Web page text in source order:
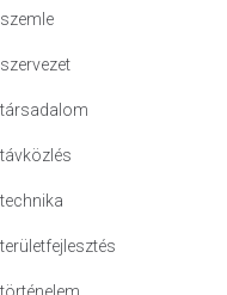
szemle
szervezet
társadalom
távközlés
technika
területfejlesztés